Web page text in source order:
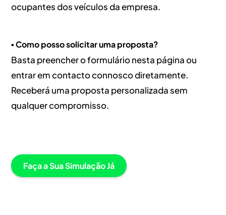
ocupantes dos veículos da empresa.
▪️ Como posso solicitar uma proposta?
Basta preencher o formulário nesta página ou
entrar em contacto connosco diretamente.
Receberá uma proposta personalizada sem
qualquer compromisso.
Faça a Sua Simulação Já